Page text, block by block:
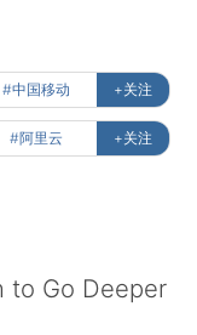
#中国移动 +关注
#阿里云 +关注
to Go Deeper